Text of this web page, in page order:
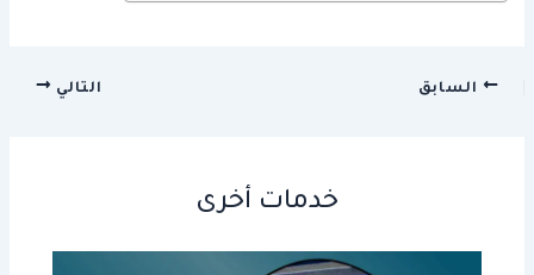
السابق التالي
خدمات أخرى